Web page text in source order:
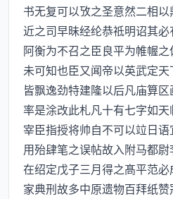
书无复可以攷之圣意然二相
近之司早昧经纶恭祗明诏其
阿衡为不召之臣良平为帷幄
未可知也臣又闻帝以英武定
皆飘逸劲特建隆以后凡庙算
率是涂改此札凡十有七字如
宰臣指授将帅自不可以竝日
用殆肆笔之误帖故入附马都
在绍定戊子三月得之髙平范
家典刑故多中原遗物百拜纸